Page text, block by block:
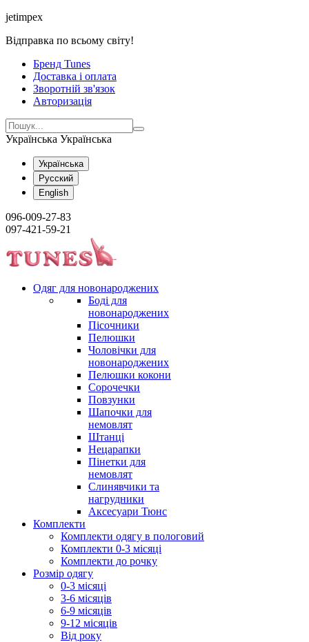
jetimpex
Відправка по всьому світу!
Бренд Tunes
Доставка і оплата
Зворотній зв'язок
Авторизація
Українська Українська
Українська
Русский
English
096-009-27-83
097-421-59-21
Одяг для новонароджених
Боді для
новонароджених
Пісочники
Пелюшки
Чоловічки для
новонароджених
Пелюшки кокони
Сорочечки
Повзунки
Шапочки для
немовлят
Штанці
Нецарапки
Пінетки для
немовлят
Слинявчики та
нагрудники
Аксесуари Тюнс
Комплекти
Комплекти одягу в пологовий
Комплекти 0-3 місяці
Комплекти до рочку
Розмір одягу
0-3 місяці
3-6 місяців
6-9 місяців
9-12 місяців
Від року